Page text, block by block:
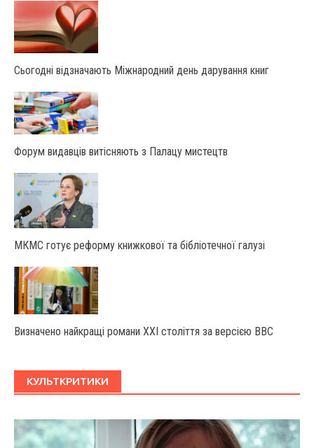
Сьогодні відзначають Міжнародний день дарування книг
Форум видавців витісняють з Палацу мистецтв
МКМС готує реформу книжкової та бібліотечної галузі
Визначено найкращі романи XXI століття за версією BBC
КУЛЬТКРИТИКИ